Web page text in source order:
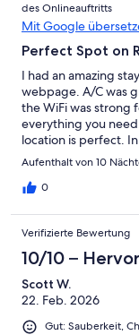
des Onlineauftritts
Mit Google
Perfect Spot on
I had an amazing
webpage. A/C was
the WiFi was strong
everything you
location is perfect.
steps away from the
restaurants and
into and the
Aufenthalt von 10
0
Verifizierte Bewertung
10/10 –
Scott W.
22. Feb. 2026
Gut: Sauberkeit,